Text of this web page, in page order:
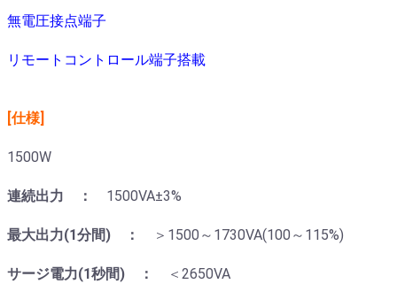
無電圧接点端子
リモートコントロール端子搭載
[仕様]
1500W
連続出力 ： 1500VA±3%
最大出力(1分間) ： ＞1500～1730VA(100～115%)
サージ電力(1秒間) ： ＜2650VA